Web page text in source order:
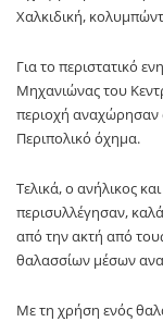
Χαλκιδική,
Για το περιστατικό
Μηχανιώνας του
περιοχή αναχώρησαν
Περιπολικό όχημα.
Τελικά, ο ανήλικος
περισυλλέγησαν,
από την ακτή από
θαλασσίων μέσων
Με τη χρήση ενός